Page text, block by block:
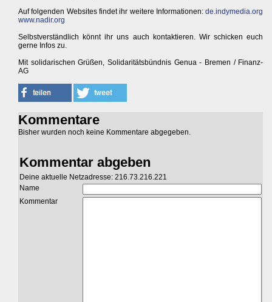
Auf folgenden Websites findet ihr weitere Informationen:de.indymedia.org
www.nadir.org
Selbstverständlich könnt ihr uns auch kontaktieren. Wir schicken euch
gerne Infos zu.
Mit solidarischen Grüßen, Solidaritätsbündnis Genua - Bremen / Finanz-
AG
Kommentare
Bisher wurden noch keine Kommentare abgegeben.
Kommentar abgeben
Deine aktuelle Netzadresse: 216.73.216.221
Name
Kommentar